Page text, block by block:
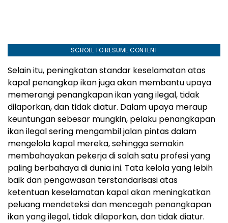
SCROLL TO RESUME CONTENT
Selain itu, peningkatan standar keselamatan atas
kapal penangkap ikan juga akan membantu upaya
memerangi penangkapan ikan yang ilegal, tidak
dilaporkan, dan tidak diatur. Dalam upaya meraup
keuntungan sebesar mungkin, pelaku penangkapan
ikan ilegal sering mengambil jalan pintas dalam
mengelola kapal mereka, sehingga semakin
membahayakan pekerja di salah satu profesi yang
paling berbahaya di dunia ini. Tata kelola yang lebih
baik dan pengawasan terstandarisasi atas
ketentuan keselamatan kapal akan meningkatkan
peluang mendeteksi dan mencegah penangkapan
ikan yang ilegal, tidak dilaporkan, dan tidak diatur.